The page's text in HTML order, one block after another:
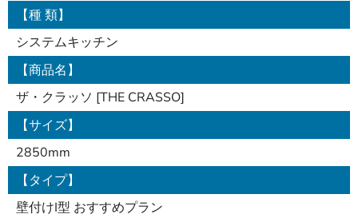
【種 類】
システムキッチン
【商品名】
ザ・クラッソ [THE CRASSO]
【サイズ】
2850mm
【タイプ】
壁付けI型 おすすめプラン